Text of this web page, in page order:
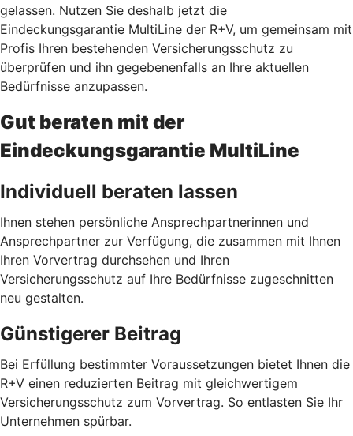
gelassen. Nutzen Sie deshalb jetzt die
Eindeckungsgarantie MultiLine der R+V, um gemeinsam mit
Profis Ihren bestehenden Versicherungsschutz zu
überprüfen und ihn gegebenenfalls an Ihre aktuellen
Bedürfnisse anzupassen.
Gut beraten mit der
Eindeckungsgarantie MultiLine
Individuell beraten lassen
Ihnen stehen persönliche Ansprechpartnerinnen und
Ansprechpartner zur Verfügung, die zusammen mit Ihnen
Ihren Vorvertrag durchsehen und Ihren
Versicherungsschutz auf Ihre Bedürfnisse zugeschnitten
neu gestalten.
Günstigerer Beitrag
Bei Erfüllung bestimmter Voraussetzungen bietet Ihnen die
R+V einen reduzierten Beitrag mit gleichwertigem
Versicherungsschutz zum Vorvertrag. So entlasten Sie Ihr
Unternehmen spürbar.